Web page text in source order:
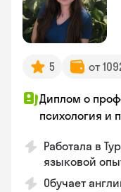
5 от
Диплом о
психология и
Работала в
языковой
Обучает